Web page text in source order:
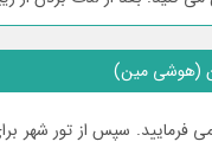
(هوشی مین)
فرمایید. سپس از تور شھر